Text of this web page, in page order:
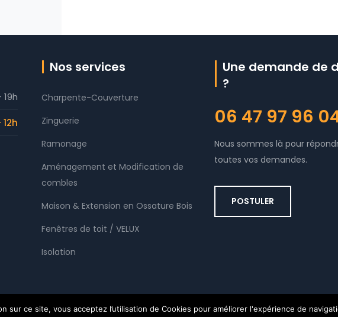
Nos services
Charpente-Couverture
Zinguerie
Ramonage
Aménagement et Modification de
combles
Maison & Extension en Ossature Bois
Fenêtres de toit / VELUX
Isolation
Une demande de
?
06 47 97 96
Nous sommes là pour
toutes vos demandes.
POSTULER
Loire - Charpente Couverture. - Tout droit réservé
sur ce site, vous acceptez l’utilisation de Cookies pour améliorer l'expérience de